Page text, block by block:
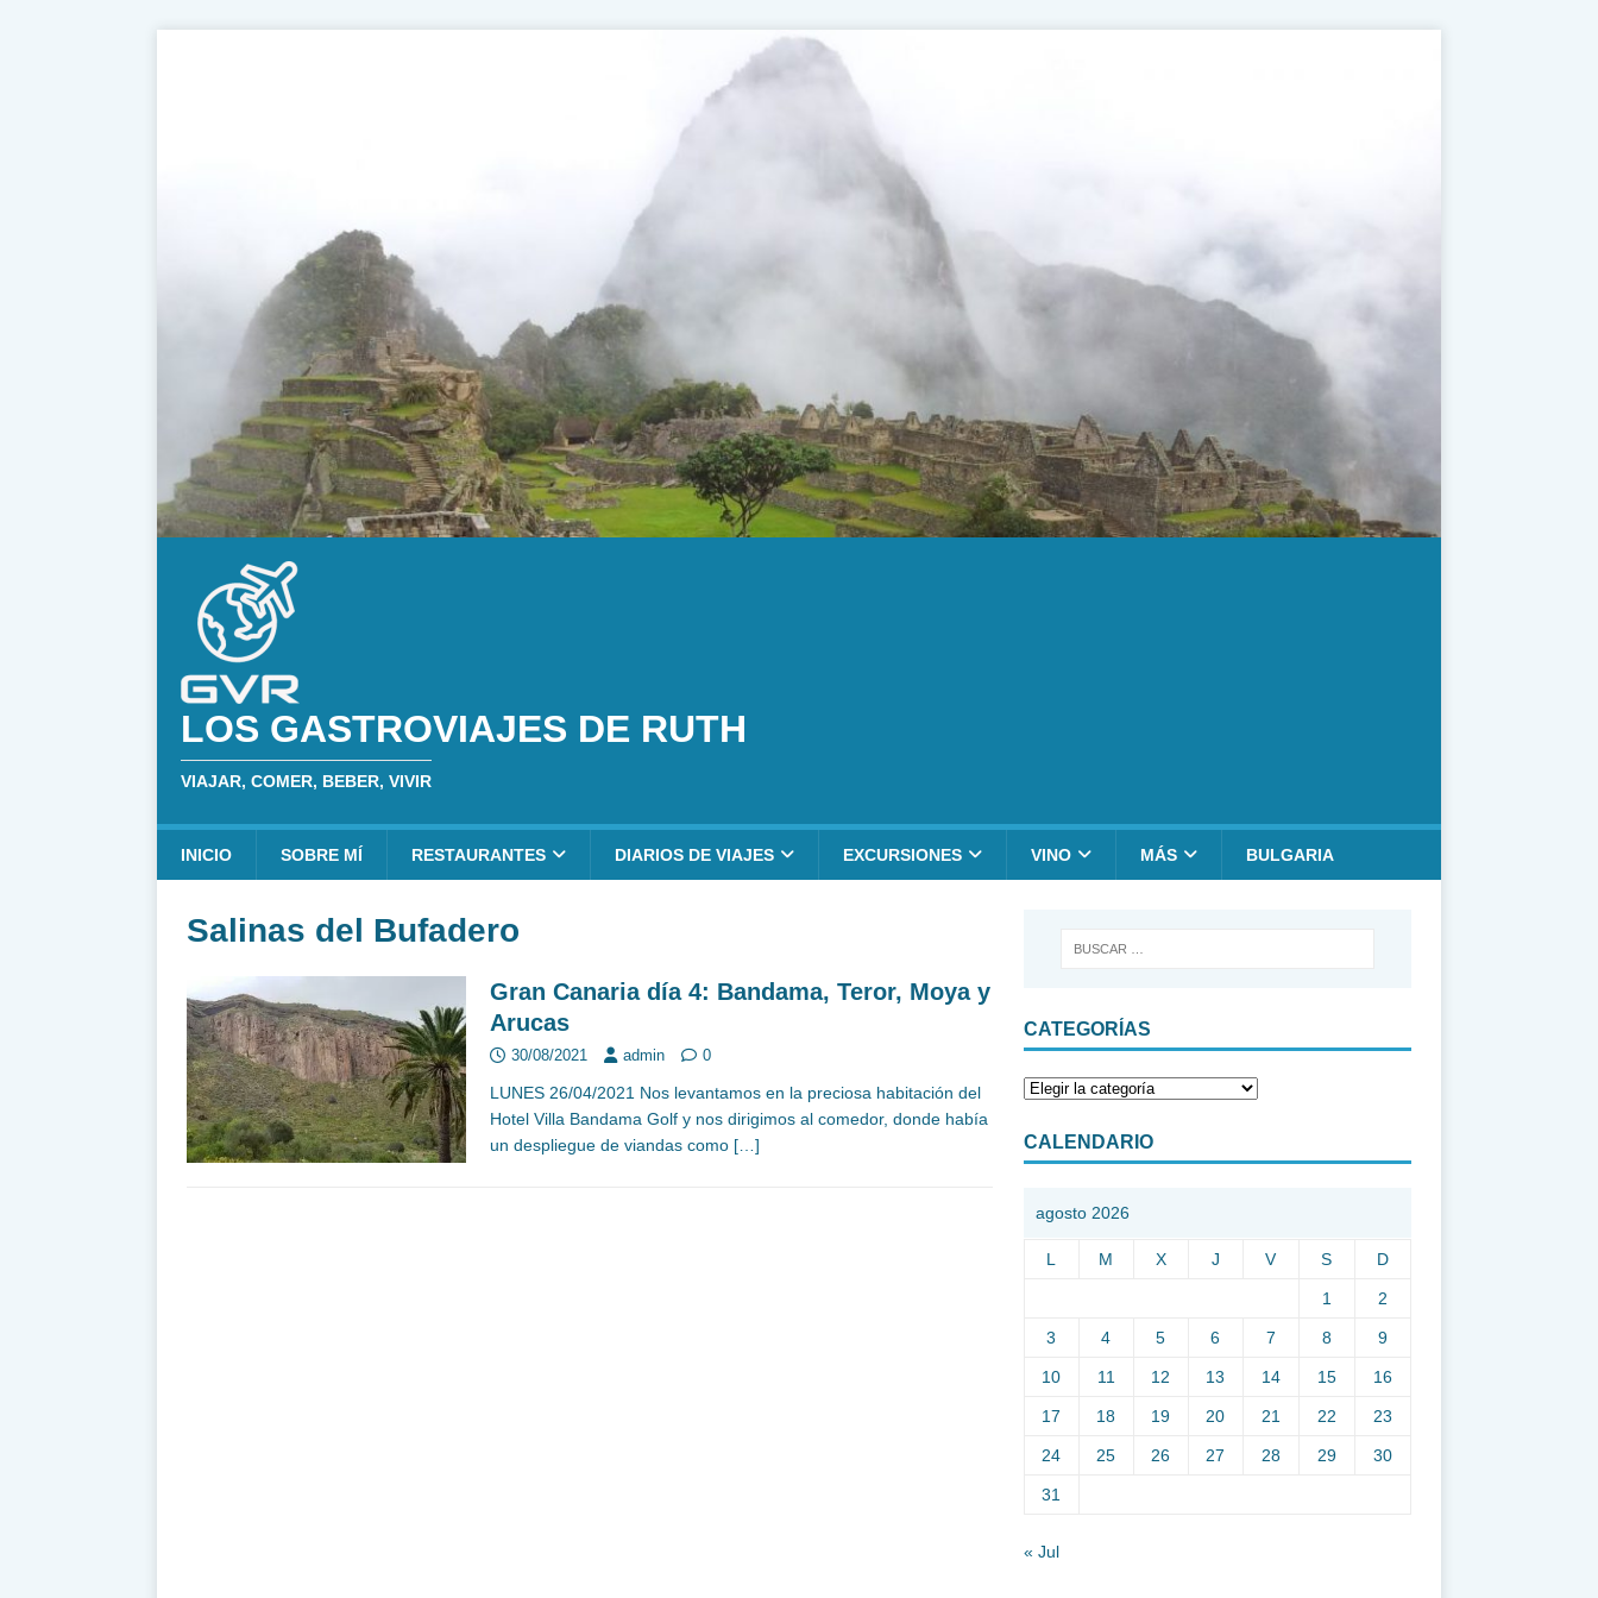
LOS GASTROVIAJES DE RUTH
VIAJAR, COMER, BEBER, VIVIR
INICIO SOBRE MÍ RESTAURANTES DIARIOS DE VIAJES EXCURSIONES VINO MÁS BULGARIA
Salinas del Bufadero
Gran Canaria día 4: Bandama, Teror, Moya y
Arucas
30/08/2021 admin 0
LUNES 26/04/2021 Nos levantamos en la preciosa habitación del
Hotel Villa Bandama Golf y nos dirigimos al comedor, donde había
un despliegue de viandas como […]
CATEGORÍAS
CALENDARIO
agosto 2026
L M X J V S D
1 2
3 4 5 6 7 8 9
10 11 12 13 14 15 16
17 18 19 20 21 22 23
24 25 26 27 28 29 30
31
« Jul